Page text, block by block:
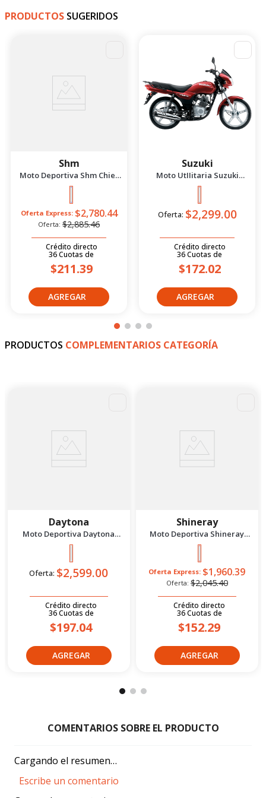
PRODUCTOS SUGERIDOS
Shm
Moto Deportiva Shm Chief
2.5 Azul/Negro 2026
Oferta Express: $2,780.44
Oferta: $2,885.46
Crédito directo
36Cuotas de
$211.39
Suzuki
Moto UtIIitaria Suzuki
Gd115 Evolution Rojo 2026
Oferta: $2,299.00
Crédito directo
36Cuotas de
$172.02
PRODUCTOS COMPLEMENTARIOS CATEGORÍA
Daytona
Moto Deportiva Daytona
Dy300 Gp-1 S Plomo/Rojo 2026
Oferta: $2,599.00
Crédito directo
36Cuotas de
$197.04
Shineray
Moto Deportiva Shineray
Xy200-18 New 2027 Rojo
Oferta Express: $1,960.39
Oferta: $2,045.40
Crédito directo
36Cuotas de
$152.29
Cargando el resumen…
Escribe un comentario